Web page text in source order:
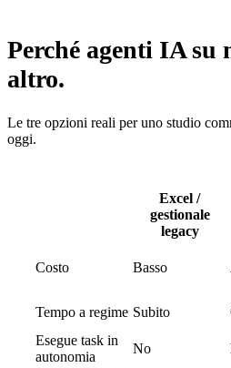
Perché agenti IA su
altro.
Le tre opzioni reali per uno studio
oggi.
Excel /
gestionale
legacy
Costo Basso
Tempo a regime Subito
Esegue task in
autonomia
No